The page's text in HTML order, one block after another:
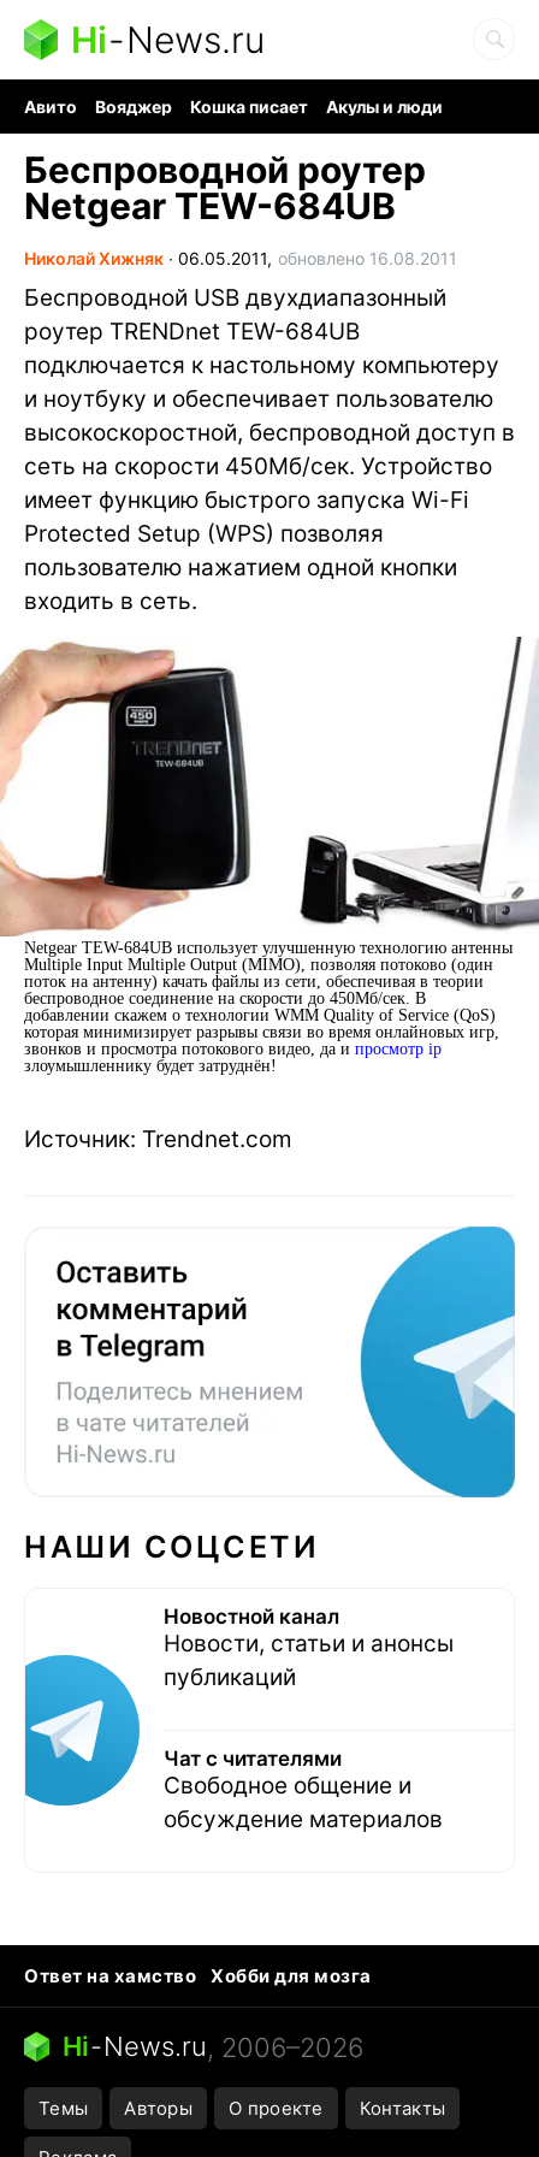
Hi-News.ru
Авито Вояджер Кошка писает
Акулы и люди
Беспроводной роутер
Netgear TEW-684UB
Николай Хижняк ∙ 06.05.2011, обновлено 16.08.2011
Беспроводной USB двухдиапазонный
роутер TRENDnet TEW-684UB
подключается к настольному компьютеру
и ноутбуку и обеспечивает пользователю
высокоскоростной, беспроводной доступ в
сеть на скорости 450Мб/сек. Устройство
имеет функцию быстрого запуска Wi-Fi
Protected Setup (WPS) позволяя
пользователю нажатием одной кнопки
входить в сеть.
Netgear TEW-684UB использует улучшенную технологию антенны
Multiple Input Multiple Output (MIMO), позволяя потоково (один
поток на антенну) качать файлы из сети, обеспечивая в теории
беспроводное соединение на скорости до 450Мб/сек. В
добавлении скажем о технологии WMM Quality of Service (QoS)
которая минимизирует разрывы связи во время онлайновых игр,
звонков и просмотра потокового видео, да и просмотр ip
злоумышленнику будет затруднён!
Источник: Trendnet.com
НАШИ СОЦСЕТИ
Новостной канал
Новости, статьи и анонсы
публикаций
Чат с читателями
Свободное общение и
обсуждение материалов
Ответ на хамство
Хобби для мозга
Бензин 100 и 95
Тунцы в океанариуме
Следующая пандемия
Hi-News.ru, 2006–2026
Темы Авторы О проекте Контакты